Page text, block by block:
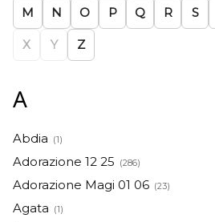
M N O P Q R S
X Y Z
A
Abdia (1)
Adorazione 12 25 (286)
Adorazione Magi 01 06 (23)
Agata (1)